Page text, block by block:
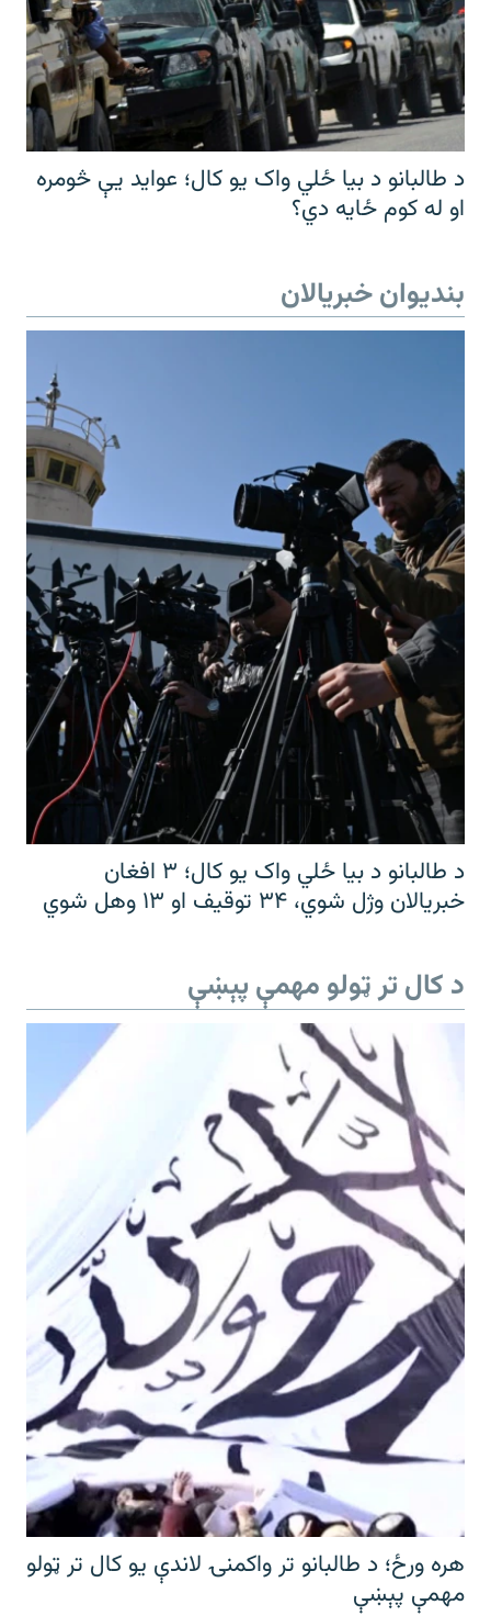
د طالبانو د بیا ځلي واک یو کال؛ عواید یې څومره
او له کوم ځایه دي؟
بندیوان خبریالان
د طالبانو د بیا ځلي واک یو کال؛ ۳ افغان
خبریالان وژل شوي، ۳۴ توقیف او ۱۳ وهل شوي
د کال تر ټولو مهمې پېښې
هره ورځ؛ د طالبانو تر واکمنۍ لاندې یو کال تر ټولو
مهمې پېښې